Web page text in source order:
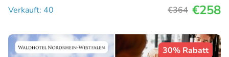
Verkauft: 40
€364 €258
30% Rabatt